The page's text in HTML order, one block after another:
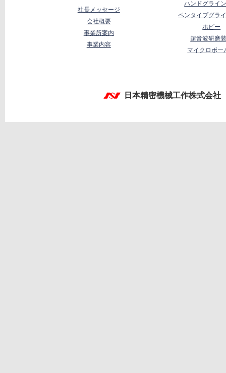
社長メッセージ
会社概要
事業所案内
事業内容
ハンドグライ
ペンタイプグラ
ホビー
超音波研磨
マイクロボー
日本精密機械工作株式会社